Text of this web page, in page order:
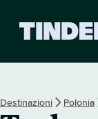
Destinazioni Polonia